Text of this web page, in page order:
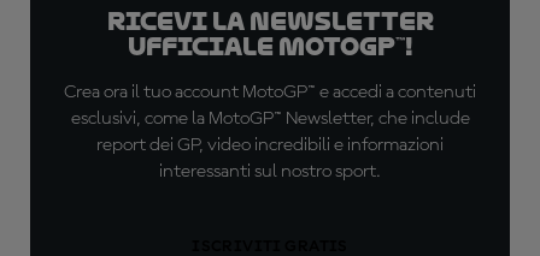
Ricevi la newsletter
ufficiale MotoGP™!
Crea ora il tuo account MotoGP™ e accedi a contenuti
esclusivi, come la MotoGP™ Newsletter, che include
report dei GP, video incredibili e informazioni
interessanti sul nostro sport.